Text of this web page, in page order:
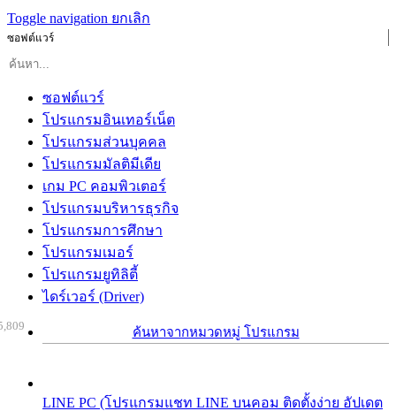
Toggle navigation ยกเลิก
ซอฟต์แวร์
ซอฟต์แวร์
โปรแกรมอินเทอร์เน็ต
โปรแกรมส่วนบุคคล
โปรแกรมมัลติมีเดีย
เกม PC คอมพิวเตอร์
โปรแกรมบริหารธุรกิจ
โปรแกรมการศึกษา
โปรแกรมเมอร์
โปรแกรมยูทิลิตี้
ไดร์เวอร์ (Driver)
ค้นหาจากหมวดหมู่ โปรแกรม
LINE PC (โปรแกรมแชท LINE บนคอม ติดตั้งง่าย อัปเดต